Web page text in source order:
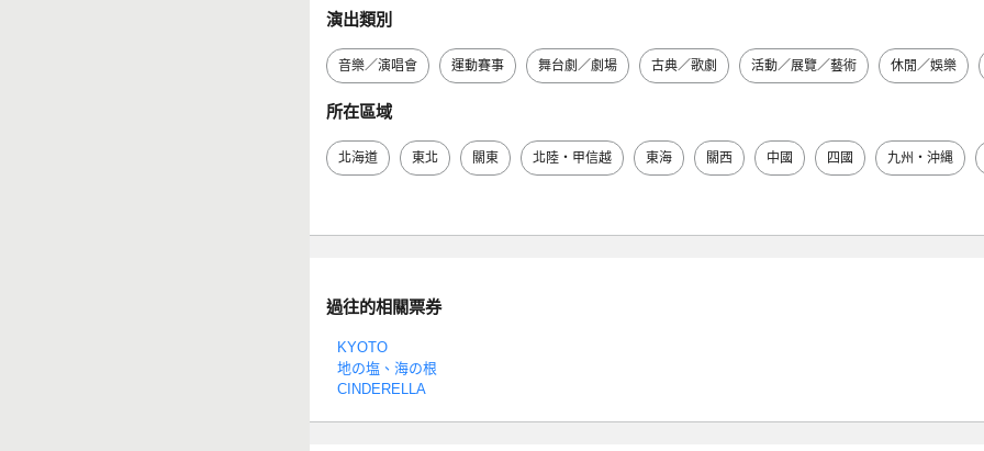
演出類別
音樂／演唱會 運動賽事 舞台劇／劇場 古典／歌劇 活動／展覽／藝術 休閒／娛樂
所在區域
北海道 東北 關東 北陸・甲信越 東海 關西 中國 四國 九州・沖縄
過往的相關票券
KYOTO
地の塩、海の根
CINDERELLA